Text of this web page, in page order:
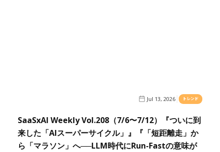
Jul 13, 2026 トレンド
SaaSxAI Weekly Vol.208（7/6〜7/12）『ついに到
来した「AIスーパーサイクル」』『「短距離走」か
ら「マラソン」へ──LLM時代にRun-Fastの意味が